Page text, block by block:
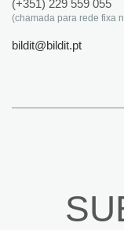
(+351) 229 559 055
(chamada para rede fixa
bildit@bildit.pt